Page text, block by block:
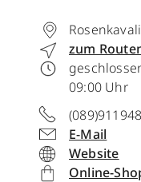
zum
09:00 Uhr
(089)911948
E-Mail
Website
Online-